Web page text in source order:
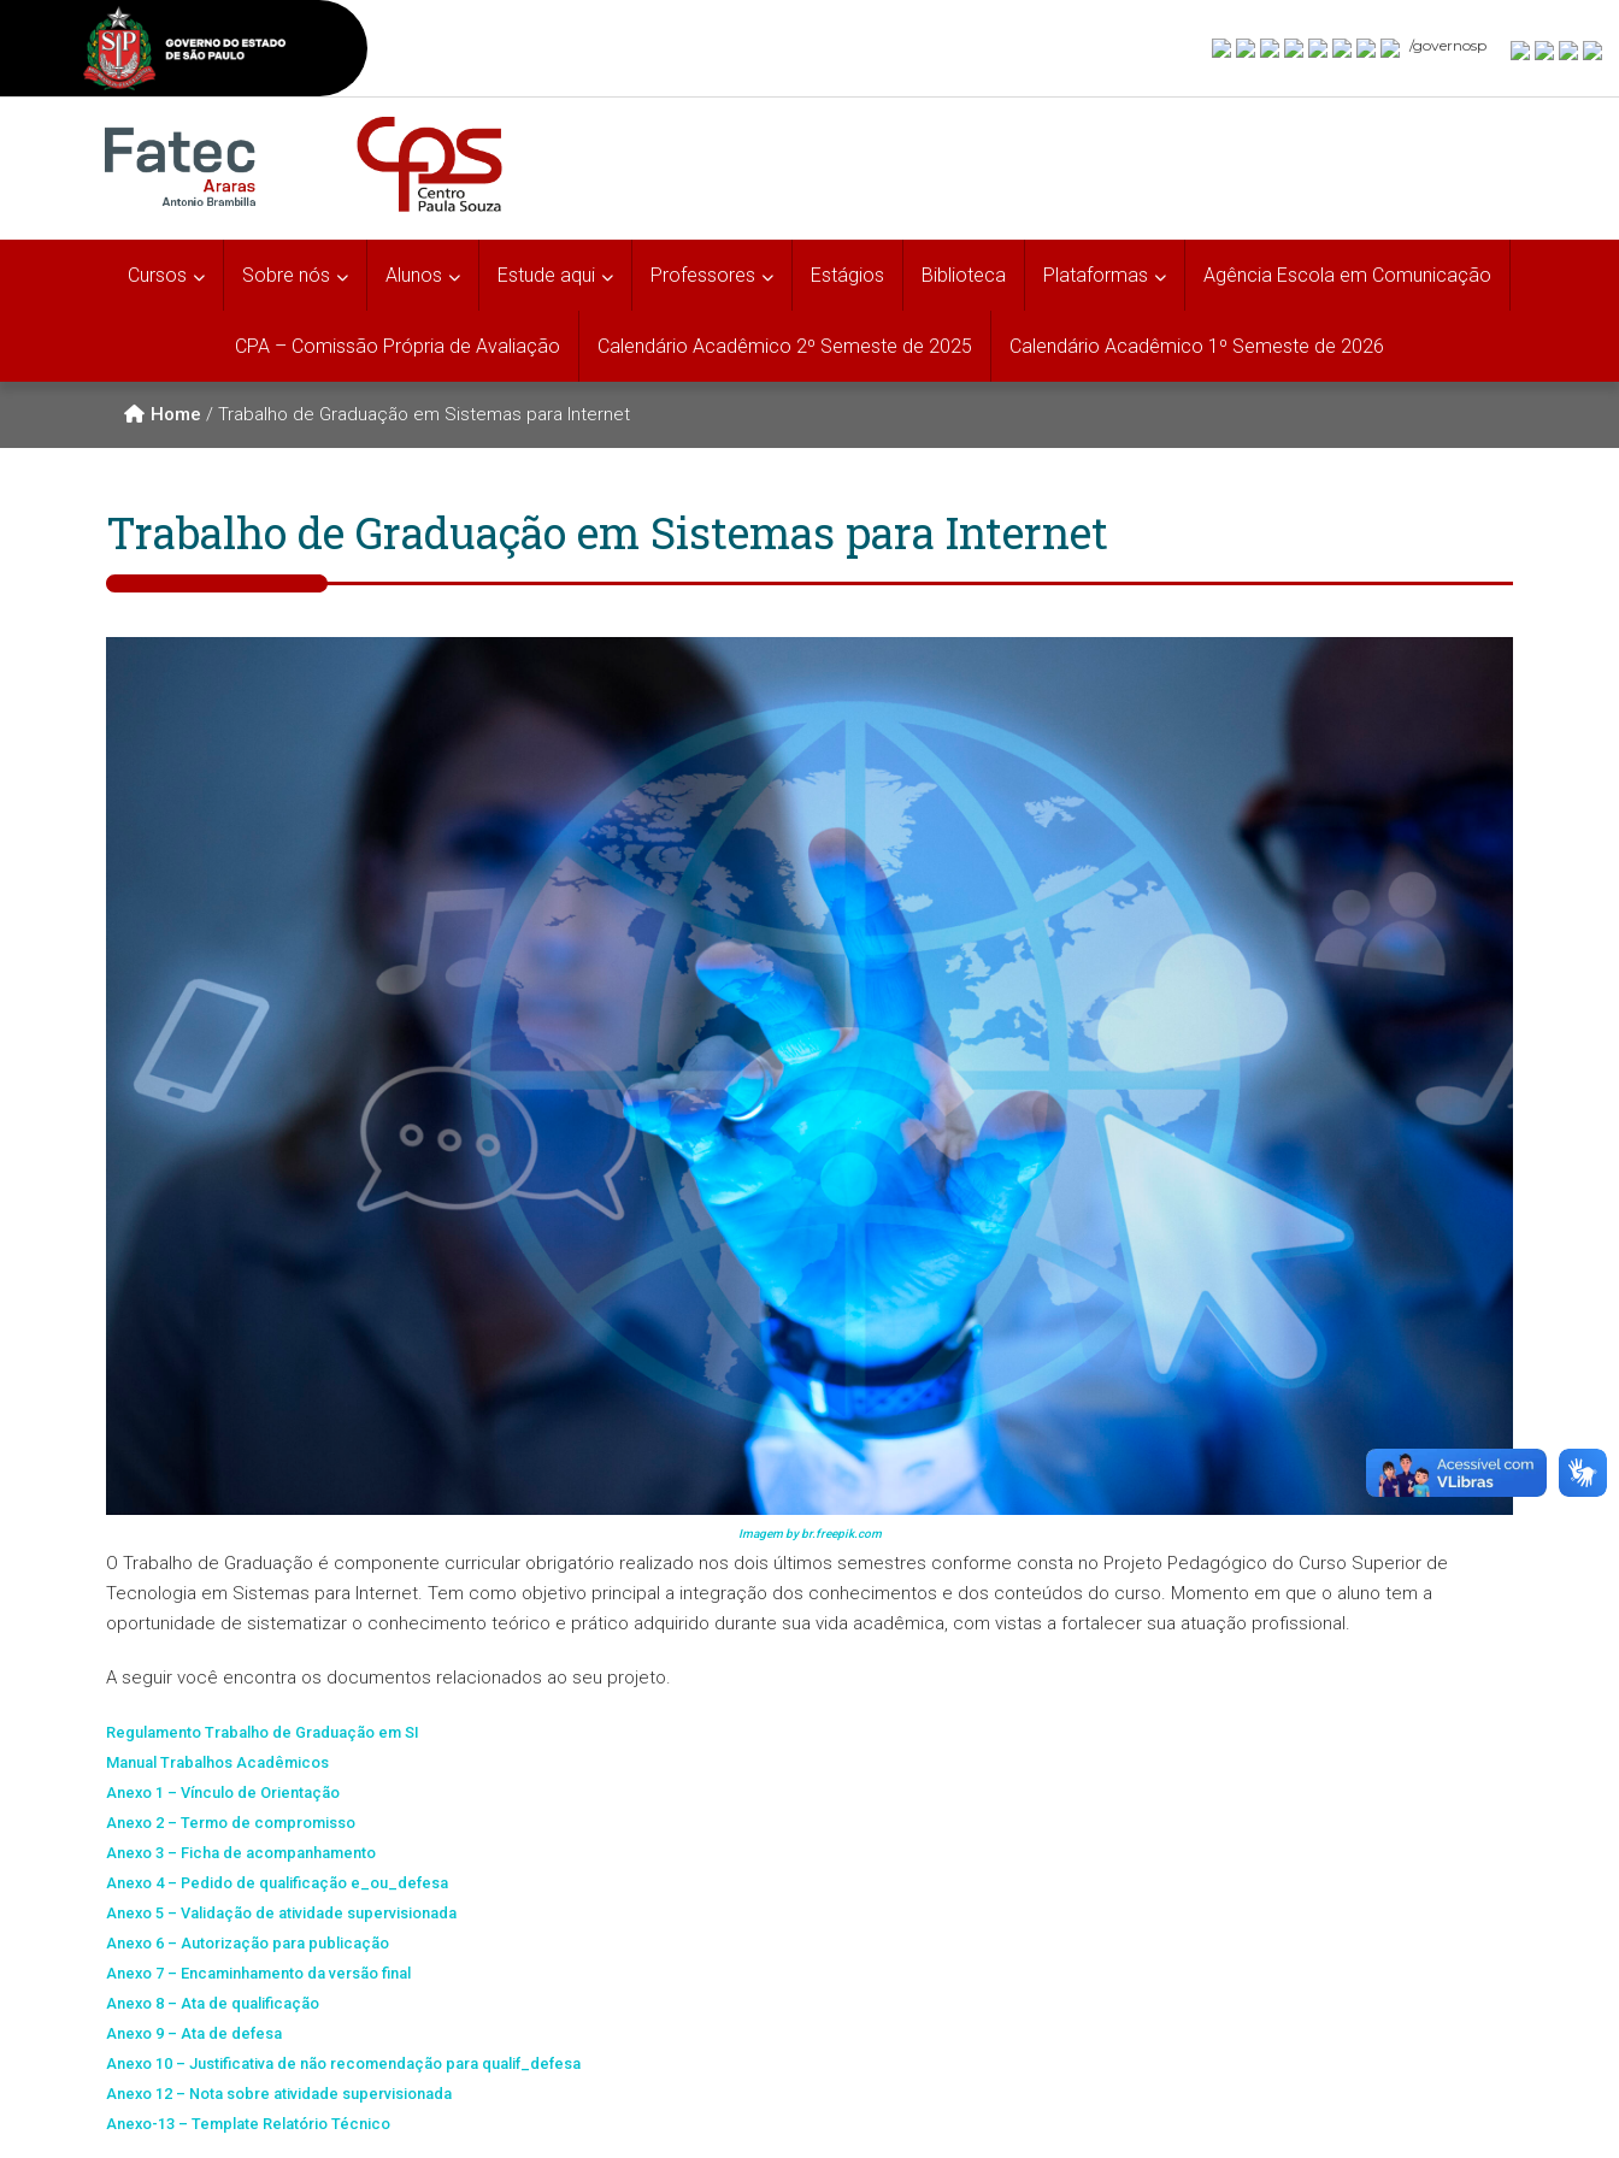
/governosp
Cursos Sobre nós Alunos Estude aqui Professores Estágios Biblioteca Plataformas Agência Escola em Comunicação
CPA – Comissão Própria de Avaliação Calendário Acadêmico 2º Semeste de 2025 Calendário Acadêmico 1º Semeste de 2026
Home / Trabalho de Graduação em Sistemas para Internet
Trabalho de Graduação em Sistemas para Internet
Imagem by br.freepik.com
O Trabalho de Graduação é componente curricular obrigatório realizado nos dois últimos semestres conforme consta no Projeto Pedagógico do Curso Superior de
Tecnologia em Sistemas para Internet. Tem como objetivo principal a integração dos conhecimentos e dos conteúdos do curso. Momento em que o aluno tem a
oportunidade de sistematizar o conhecimento teórico e prático adquirido durante sua vida acadêmica, com vistas a fortalecer sua atuação profissional.
A seguir você encontra os documentos relacionados ao seu projeto.
Regulamento Trabalho de Graduação em SI
Manual Trabalhos Acadêmicos
Anexo 1 – Vínculo de Orientação
Anexo 2 – Termo de compromisso
Anexo 3 – Ficha de acompanhamento
Anexo 4 – Pedido de qualificação e_ou_defesa
Anexo 5 – Validação de atividade supervisionada
Anexo 6 – Autorização para publicação
Anexo 7 – Encaminhamento da versão final
Anexo 8 – Ata de qualificação
Anexo 9 – Ata de defesa
Anexo 10 – Justificativa de não recomendação para qualif_defesa
Anexo 12 – Nota sobre atividade supervisionada
Anexo-13 – Template Relatório Técnico